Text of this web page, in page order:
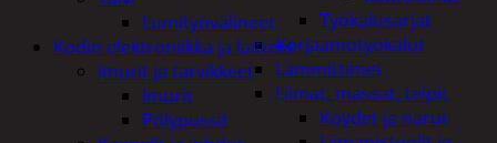
Työkalusarjat
Korjaamotyökalut
Lämmittimet
Liimat, massat, teipit
Köydet ja narut
Lumityövälineet
Kodin elektroniikka ja laitteet
Imurit ja tarvikkeet
Imurit
Pölypussit